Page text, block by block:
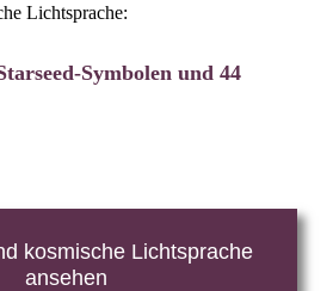
Lichtsprache:
Symbolen und 44
kosmische Lichtsprache
ansehen